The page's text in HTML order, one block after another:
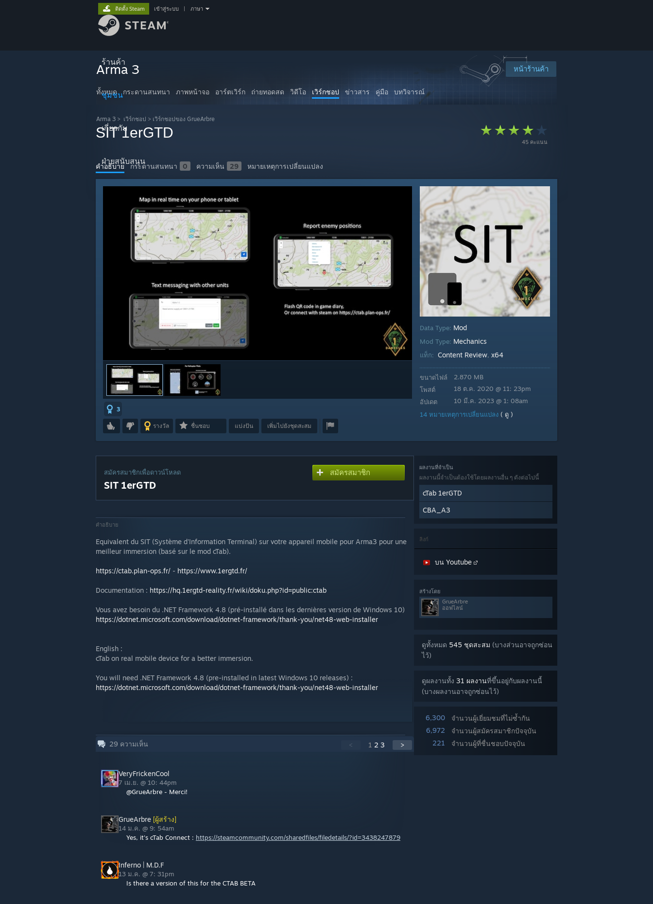
ร้านค้า
ชุมชน
เกี่ยวกับ
ฝ่ายสนับสนุน
ติดตั้ง Steam เข้าสู่ระบบ ภาษา
หน้าร้านค้า
Arma 3
ทั้งหมด กระดานสนทนา ภาพหน้าจอ อาร์ตเวิร์ก ถ่ายทอดสด วิดีโอ เวิร์กชอป ข่าวสาร คู่มือ บทวิจารณ์
Arma 3 > เวิร์กชอป > เวิร์กชอปของ GrueArbre
45 คะแนน
SIT 1erGTD
คำอธิบาย กระดานสนทนา 0 ความเห็น 29 หมายเหตุการเปลี่ยนแปลง
3
รางวัล ชื่นชอบ แบ่งปัน เพิ่มไปยังชุดสะสม
Data Type: Mod
Mod Type: Mechanics
แท็ก: Content Review, x64
ขนาดไฟล์
โพสต์
อัปเดต
2.870 MB
18 ต.ค. 2020 @ 11: 23pm
10 มี.ค. 2023 @ 1: 08am
14 หมายเหตุการเปลี่ยนแปลง ( ดู )
ผลงานที่จำเป็น
ผลงานนี้จำเป็นต้องใช้โดยผลงานอื่น ๆ ดังต่อไปนี้
cTab 1erGTD
CBA_A3
ลิงก์
บน Youtube
สร้างโดย
GrueArbre
ออฟไลน์
ดูทั้งหมด 545 ชุดสะสม (บางส่วนอาจถูกซ่อน
ไว้)
ดูผลงานทั้ง 31 ผลงานที่ขึ้นอยู่กับผลงานนี้
(บางผลงานอาจถูกซ่อนไว้)
6,300
จำนวนผู้เยี่ยมชมที่ไม่ซ้ำกัน
6,972
จำนวนผู้สมัครสมาชิกปัจจุบัน
221
จำนวนผู้ที่ชื่นชอบปัจจุบัน
สมัครสมาชิกเพื่อดาวน์โหลด
SIT 1erGTD
สมัครสมาชิก
คำอธิบาย
Equivalent du SIT (Système d'Information Terminal) sur votre appareil mobile pour Arma3 pour une
meilleur immersion (basé sur le mod cTab).
https://ctab.plan-ops.fr/ - https://www.1ergtd.fr/
Documentation : https://hq.1ergtd-reality.fr/wiki/doku.php?id=public:ctab
Vous avez besoin du .NET Framework 4.8 (pré-installé dans les dernières version de Windows 10)
https://dotnet.microsoft.com/download/dotnet-framework/thank-you/net48-web-installer
English :
cTab on real mobile device for a better immersion.
You will need .NET Framework 4.8 (pre-installed in latest Windows 10 releases) :
https://dotnet.microsoft.com/download/dotnet-framework/thank-you/net48-web-installer
29 ความเห็น < 1 2 3 >
VeryFrickenCool
7 เม.ย. @ 10: 44pm
@GrueArbre - Merci!
GrueArbre [ผู้สร้าง]
14 ม.ค. @ 9: 54am
Yes, it's cTab Connect : https://steamcommunity.com/sharedfiles/filedetails/?id=3438247879
Inferno | M.D.F
13 ม.ค. @ 7: 31pm
Is there a version of this for the CTAB BETA